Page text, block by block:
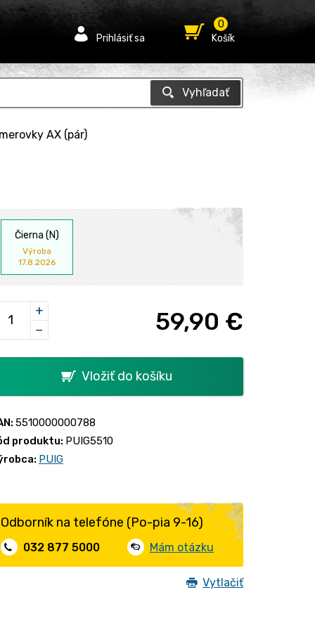
Prihlásiť sa
0
Košík
AX (pár)
Čierna (N)
Výroba
17.8.2026
59,90 €
+
−
Vložiť do košíku
5510000000788
produktu: PUIG5510
PUIG
Odborník na telefóne (Po-pia 9-16)
032 877 5000 Mám otázku
Vytlačiť